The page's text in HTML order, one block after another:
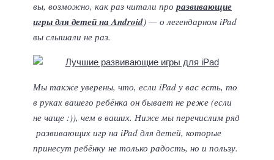
вы, возможно, как раз читали про развивающие
игры для детей на Android) — о легендарном iPad
вы слышали не раз.
Мы также уверены, что, если iPad у вас есть, то
в руках вашего ребёнка он бывает не реже (если
не чаще :)), чем в ваших. Ниже мы перечислим ряд
развивающих игр на iPad для детей, которые
принесут ребёнку не только радость, но и пользу.